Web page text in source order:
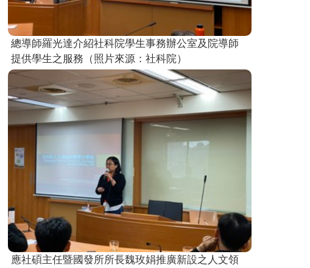
總導師羅光達介紹社科院學生事務辦公室及院導師
提供學生之服務（照片來源：社科院）
應社碩主任暨國發所所長魏玫娟推廣新設之人文領